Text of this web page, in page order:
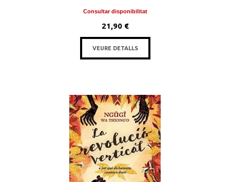
Consultar disponibilitat
21,90 €
VEURE DETALLS